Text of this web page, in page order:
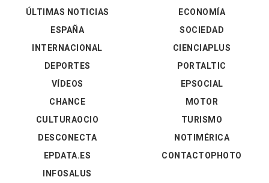
ÚLTIMAS NOTICIAS
ESPAÑA
INTERNACIONAL
DEPORTES
VÍDEOS
ECONOMÍA
SOCIEDAD
CIENCIAPLUS
PORTALTIC
EPSOCIAL
CHANCE
CULTURAOCIO
DESCONECTA
EPDATA.ES
INFOSALUS
MOTOR
TURISMO
NOTIMÉRICA
CONTACTOPHOTO